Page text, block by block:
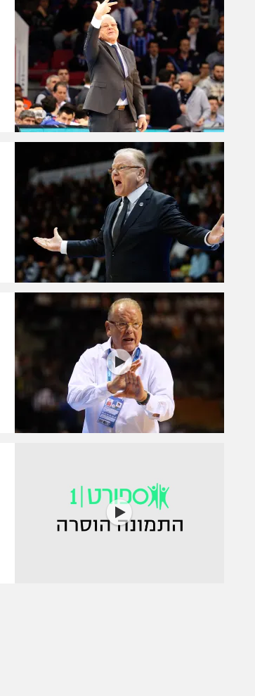
תקנון משתתפים וזוכים בפרסים
תקנון עבור פעילות אלקטרה
תקנון עבור פעילות ספורט 1 – "מרלן"
טניס
גיימינג E-Sports
תנאי שימוש
מדיניות פרטיות
תקנון פעילות ספורט 1
רשיון להקרנה פומבית לבית עסק
הצטרפות לחבילת הערוצים
לוח דרושים – ג'ובנט
תגיות
המגזין